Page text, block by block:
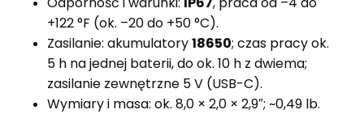
+122 °F (ok. –20 do +50 °C).
Zasilanie: akumulatory18650; czas pracy ok.
5 h na jednej baterii, do ok. 10 h z dwiema;
zasilanie zewnętrzne 5 V (USB-C).
Wymiary i masa: ok. 8,0 × 2,0 × 2,9″; ~0,49 lb.